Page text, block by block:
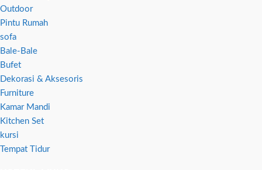
Outdoor
Pintu Rumah
sofa
Bale-Bale
Bufet
Dekorasi & Aksesoris
Furniture
Kamar Mandi
Kitchen Set
kursi
Tempat Tidur